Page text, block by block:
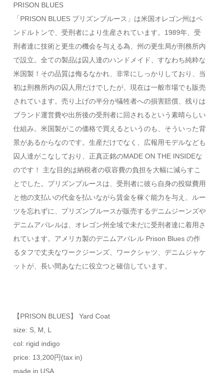
PRISON BLUES
「PRISON BLUES プリズンブルース」は米国オレゴン州はペ
ンドルトンで、受刑者により生産されています。1989年、受
刑者達に技術と更生の機会を与える為、州の更生局が刑務所内
で設立。全ての製品は囚人達のハンドメイド、すなわち純粋な
米国製！その品質は侮るなかれ、非常にしっかりしており、当
初は刑務所内の囚人用だけでしたが、現在は一般市場でも販売
されています。売り上げの半分が犠牲者への損害賠償、残りは
ブランド運営費や出所後の受刑者に回されるという素晴らしい
仕組み。米国製がこの価格で買えるというのも、そういった背
景があるからなのです。生産だけでなく、広報用モデルなども
囚人達がこなしており、正真正銘のMADE ON THE INSIDEな
のです！ 主な目的は納税者の収容費の負担を大幅に減らすこ
とでした。プリズンブルースは、受刑者に彼ら自身の投獄費用
と他の支払いの代金を払いながら賃金を稼ぐ能力を与え、ルー
ツを忘れずに、プリズンブルースが販売するデニムジーンズや
デニムアパレルは、オレゴン州全域で未だに受刑者達に着用さ
れています。アメリカ製のデニムアパレル Prison Blues の作
るタフで丈夫なワークジーンズ、ワークシャツ、デニムジャケ
ットが、長い間あなたに役立つと確信しています。
【PRISON BLUES】 Yard Coat
size: S, M, L
col: rigid indigo
price: 13,200円(tax in)
made in USA